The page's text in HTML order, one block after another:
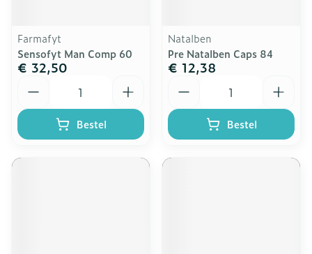
Farmafyt
Sensofyt Man Comp 60
€ 32,50
Bestel
Natalben
Pre Natalben Caps 84
€ 12,38
Bestel